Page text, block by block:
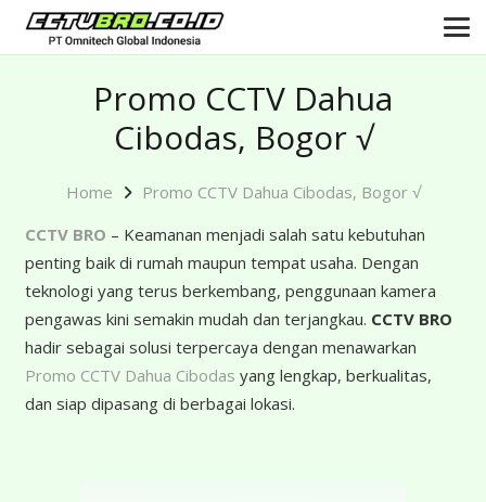
Promo CCTV Dahua
Cibodas, Bogor √
Home
Promo CCTV Dahua Cibodas, Bogor √
CCTV BRO – Keamanan menjadi salah satu kebutuhan
penting baik di rumah maupun tempat usaha. Dengan
teknologi yang terus berkembang, penggunaan kamera
pengawas kini semakin mudah dan terjangkau. CCTV BRO
hadir sebagai solusi terpercaya dengan menawarkan
Promo CCTV Dahua Cibodas yang lengkap, berkualitas,
dan siap dipasang di berbagai lokasi.